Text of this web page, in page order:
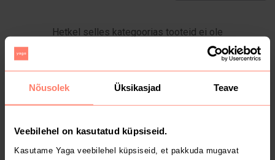
Nõusolek Üksikasjad Teave
Veebilehel on kasutatud küpsiseid.
Kasutame Yaga veebilehel küpsiseid, et pakkuda mugavat
Hetkel selles kategoorias tooteid ei ole